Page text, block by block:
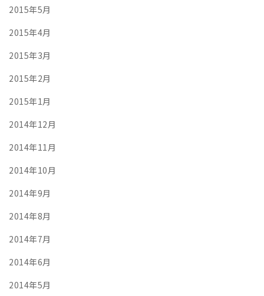
2015年5月
2015年4月
2015年3月
2015年2月
2015年1月
2014年12月
2014年11月
2014年10月
2014年9月
2014年8月
2014年7月
2014年6月
2014年5月